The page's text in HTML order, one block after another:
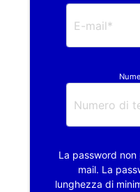
La password
mail. La
lunghezza di